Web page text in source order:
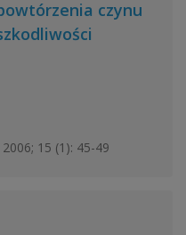
czynu
15 (1): 45-49